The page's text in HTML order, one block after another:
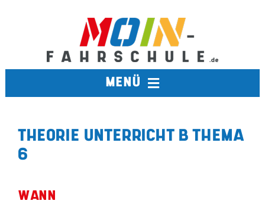
MENÜ
THEORIE UNTERRICHT B THEMA
6
WANN